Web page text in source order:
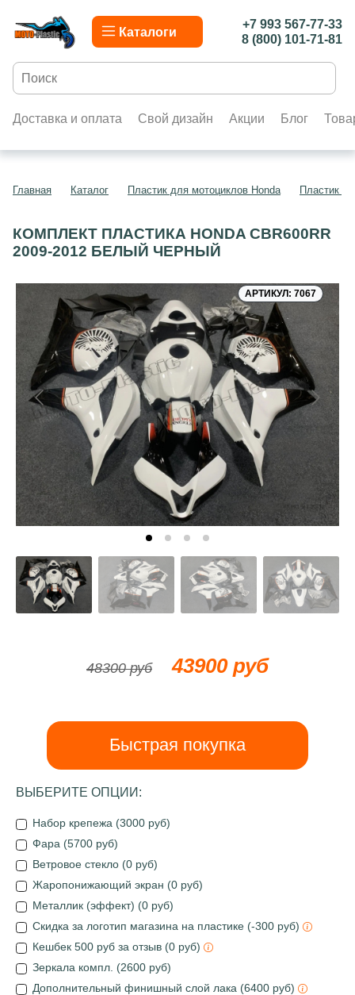
Каталоги
+7 993 567-77-33
8 (800) 101-71-81
Доставка и оплата Свой дизайн Акции Блог
Главная Каталог Пластик для мотоциклов Honda Пластик
КОМПЛЕКТ ПЛАСТИКА HONDA CBR600RR
2009-2012 БЕЛЫЙ ЧЕРНЫЙ
АРТИКУЛ: 7067
48300 руб 43900 руб
Быстрая покупка
ВЫБЕРИТЕ ОПЦИИ:
Набор крепежа (3000 руб)
Фара (5700 руб)
Ветровое стекло (0 руб)
Жаропонижающий экран (0 руб)
Металлик (эффект) (0 руб)
Скидка за логотип магазина на пластике (-300 руб)
Кешбек 500 руб за отзыв (0 руб)
Зеркала компл. (2600 руб)
Дополнительный финишный слой лака (6400 руб)